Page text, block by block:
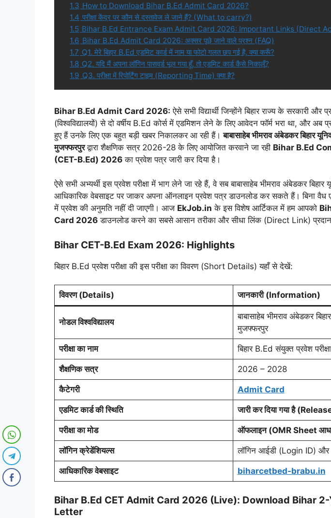
1.3 How to Download Bihar B.Ed Admit Card 2026?
1.4 परीक्षा केंद्र पर कौन से दस्तावेज ले जाने हैं? (What to carry?)
1.5 Bihar B.Ed Entrance Exam Admit Card 2026: Important Links (Direct
1.6 Bihar B.Ed Admit Card 2026: अक्सर पूछे जाने वाले प्रश्न (FAQ)
1.7 Q1. मेरे बिहार B.Ed एडमिट कार्ड में नाम या फोटो गलत छप गई है, क्या करूँ?
1.8 Q2. यदि मैं अपना लॉगिन पासवर्ड भूल गया हूँ, तो एडमिट कार्ड कैसे निकालूँ?
1.9 Q3. परीक्षा में रिपोर्टिंग टाइम (Reporting Time) क्या है?
Bihar B.Ed Admit Card 2026: ऐसे सभी विद्यार्थी जिन्होंने बिहार राज्य के सरकारी और
(विश्वविद्यालयों) से दो वर्षीय B.Ed कोर्स में एडमिशन लेने के लिए आवेदन फॉर्म भरा था, और अब
हुए हैं उनके लिए एक बहुत बड़ी खबर निकालकर आ रही हैं।बाबासाहेब भीमराव अंबेडकर बिहार
मुजफ्फरपुरद्वारा शैक्षणिक सत्र 2026-28 के लिए आयोजित करवाने जा रही Bihar B.Ed
(CET-B.Ed) 2026 का प्रवेश पत्र जारी कर दिया है।
ऐसे सभी अभ्यर्थी इस प्रवेश परीक्षा में भाग लेने जा रहे हैं, वे सब बाबासाहेब भीमराव अंबेडकर बिहार
आधिकारिक वेबसाइट पर जाकर अपना ऑनलाइन प्रवेश पत्र डाउनलोड कर सकते हैं। बिना वैध
में प्रवेश की अनुमति नहीं दी जाएगी। आज EkJob.in के इस विशेष आर्टिकल में हम आपको
Card 2026 डाउनलोड करने का सबसे आसान तरीका और सीधा लिंक (Direct Link)
Bihar CET-B.Ed Exam 2026: Highlights
बिहार B.Ed प्रवेश परीक्षा की इस परीक्षा का विवरण (Short Details) यहाँ से देखें:
विवरण (Details) जानकारी (Information)
नोडल विश्वविद्यालय
बाबासाहेब भीमराव अंबेडकर
मुजफ्फरपुर
परीक्षा का नाम बिहार B.Ed संयुक्त प्रवेश
शैक्षणिक सत्र 2026 – 2028
कैटेगरी Admit Card
एडमिट कार्ड की स्थिति जारी कर दिया गया है
परीक्षा का मोड ऑफलाइन (OMR Sheet
लॉगिन क्रेडेंशियल्स लॉगिन आईडी (Login ID) और
आधिकारिक वेबसाइट biharcetbed-brabu.in
Bihar B.Ed CET Admit Card 2026 (Live): Download Bihar 2-
Letter